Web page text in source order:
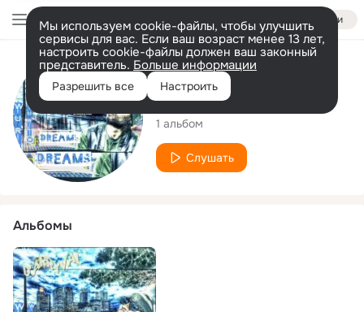
Войти
Мы используем cookie-файлы, чтобы улучшить
сервисы для вас. Если ваш возраст менее 13 лет,
настроить cookie-файлы должен ваш законный
представитель. Больше информации
Разрешить все Настроить
Исполнитель
D'ARRyVAL
1 альбом
Слушать
Альбомы